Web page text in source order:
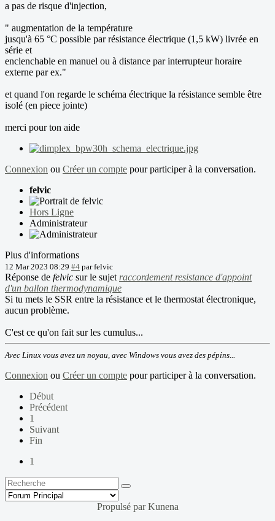
a pas de risque d'injection,
" augmentation de la température
jusqu'à 65 °C possible par résistance électrique (1,5 kW) livrée en
série et
enclenchable en manuel ou à distance par interrupteur horaire
externe par ex."
et quand l'on regarde le schéma électrique la résistance semble être
isolé (en piece jointe)
merci pour ton aide
Connexion ou Créer un compte pour participer à la conversation.
felvic
Hors Ligne
Administrateur
Plus d'informations
12 Mar 2023 08:29 #4 parfelvic
Réponse de felvic sur le sujet raccordement resistance d'appoint
d'un ballon thermodynamique
Si tu mets le SSR entre la résistance et le thermostat électronique,
aucun problème.
C'est ce qu'on fait sur les cumulus...
Avec Linux vous avez un noyau, avec Windows vous avez des pépins...
Connexion ou Créer un compte pour participer à la conversation.
Début
Précédent
1
Suivant
Fin
1
Propulsé parKunena